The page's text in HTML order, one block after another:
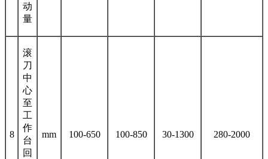
动
量
8
滚
刀
中
心
至
工
作
台
回
mm 100-650 100-850 30-1300 280-2000